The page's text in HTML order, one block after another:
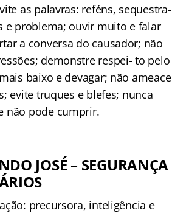
as palavras: reféns, sequestra-
e problema; ouvir muito e falar
a conversa do causador; não
demonstre respei- to pelo
baixo e devagar; não ameace
evite truques e blefes; nunca
não pode cumprir.
JOSÉ – SEGURANÇA
precursora, inteligência e